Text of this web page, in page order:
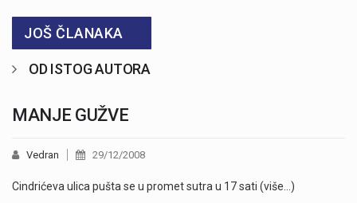
JOŠ ČLANAKA
OD ISTOG AUTORA
MANJE GUŽVE
Vedran 29/12/2008
Cindrićeva ulica pušta se u promet sutra u 17 sati (više…)